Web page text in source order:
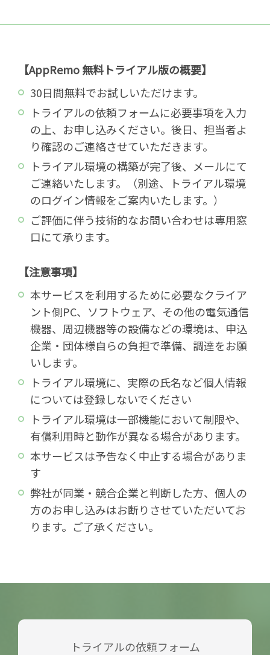
【AppRemo 無料トライアル版の概要】
30日間無料でお試しいただけます。
トライアルの依頼フォームに必要事項を入力
の上、お申し込みください。後日、担当者よ
り確認のご連絡させていただきます。
トライアル環境の構築が完了後、メールにて
ご連絡いたします。（別途、トライアル環境
のログイン情報をご案内いたします。）
ご評価に伴う技術的なお問い合わせは専用窓
口にて承ります。
【注意事項】
本サービスを利用するために必要なクライア
ント側PC、ソフトウェア、その他の電気通信
機器、周辺機器等の設備などの環境は、申込
企業・団体様自らの負担で準備、調達をお願
いします。
トライアル環境に、実際の氏名など個人情報
については登録しないでください
トライアル環境は一部機能において制限や、
有償利用時と動作が異なる場合があります。
本サービスは予告なく中止する場合がありま
す
弊社が同業・競合企業と判断した方、個人の
方のお申し込みはお断りさせていただいてお
ります。ご了承ください。
トライアルの依頼フォーム